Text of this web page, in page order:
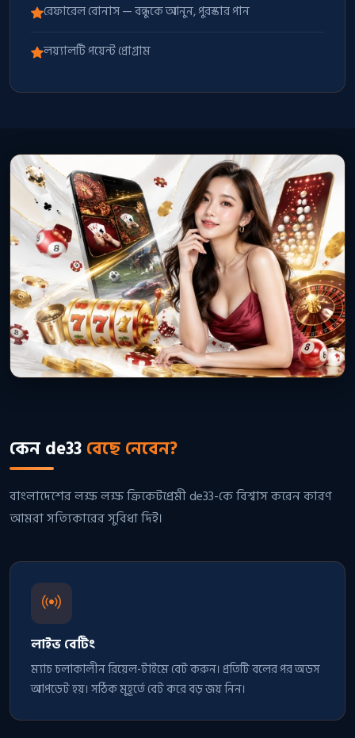
রেফারেল বোনাস — বন্ধুকে আনুন, পুরস্কার পান
লয়্যালটি পয়েন্ট প্রোগ্রাম
কেন de33বেছে নেবেন?
বাংলাদেশের লক্ষ লক্ষ ক্রিকেটপ্রেমী de33-কে বিশ্বাস করেন কারণ
আমরা সত্যিকারের সুবিধা দিই।
লাইভ বেটিং
ম্যাচ চলাকালীন রিয়েল-টাইমে বেট করুন। প্রতিটি বলের পর অডস
আপডেট হয়। সঠিক মুহূর্তে বেট করে বড় জয় নিন।